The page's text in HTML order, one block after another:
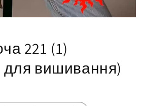
221 (1)
для вишивання)